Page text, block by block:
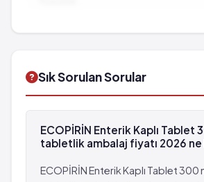
Sık Sorulan Sorular
ECOPİRİN Enterik Kaplı Tablet
tabletlik ambalaj fiyatı 2026
ECOPİRİN Enterik Kaplı Tablet 300